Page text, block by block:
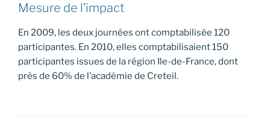
Mesure de l’impact
En 2009, les deux journées ont comptabilisée 120
participantes. En 2010, elles comptabilisaient 150
participantes issues de la région Ile-de-France, dont
près de 60% de l’académie de Creteil.